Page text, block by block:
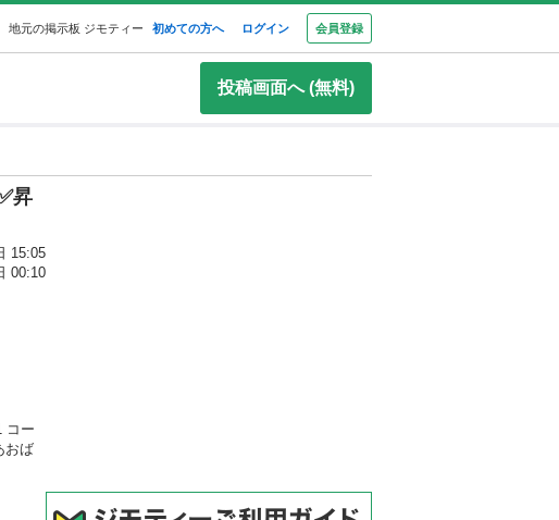
地元の掲示板 ジモティー 初めての方へ ログイン 会員登録
投稿画面へ (無料)
昇
15:05
00:10
コー
おば